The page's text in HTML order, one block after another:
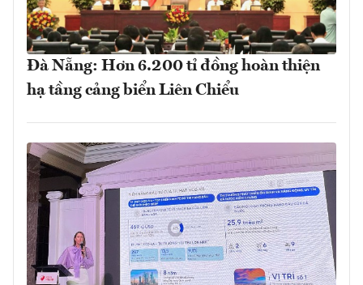
Đà Nẵng: Hơn 6.200 tỉ đồng hoàn thiện
hạ tầng cảng biển Liên Chiểu